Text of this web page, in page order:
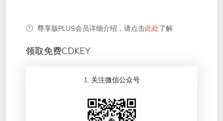
尊享版PLUS会员详细介绍，请点击此处了解
领取免费CDKEY
1. 关注微信公众号